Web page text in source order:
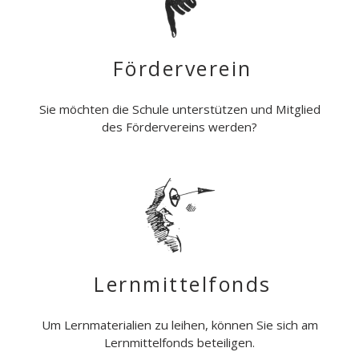
Förderverein
Sie möchten die Schule unterstützen und Mitglied
des Fördervereins werden?
Lernmittelfonds
Um Lernmaterialien zu leihen, können Sie sich am
Lernmittelfonds beteiligen.